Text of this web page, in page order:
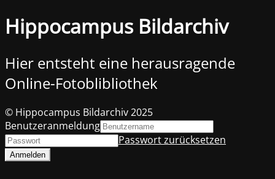
Hippocampus Bildarchiv
Hier entsteht eine herausragende
Online-Fotoblibliothek
© Hippocampus Bildarchiv 2025
Benutzeranmeldung
Passwort zurücksetzen